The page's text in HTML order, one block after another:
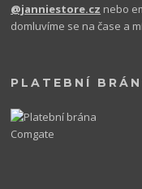
@janniestore.cz nebo
domluvíme se na čase a
PLATEBNÍ